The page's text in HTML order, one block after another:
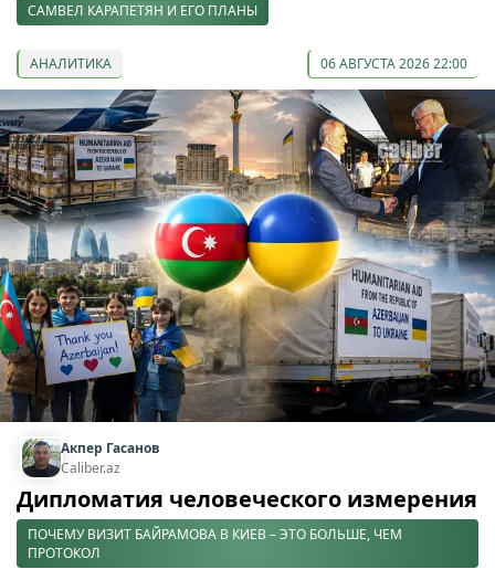
САМВЕЛ КАРАПЕТЯН И ЕГО ПЛАНЫ
АНАЛИТИКА 06 АВГУСТА 2026 22:00
Акпер Гасанов
Caliber.az
Дипломатия человеческого измерения
ПОЧЕМУ ВИЗИТ БАЙРАМОВА В КИЕВ – ЭТО БОЛЬШЕ, ЧЕМ
ПРОТОКОЛ